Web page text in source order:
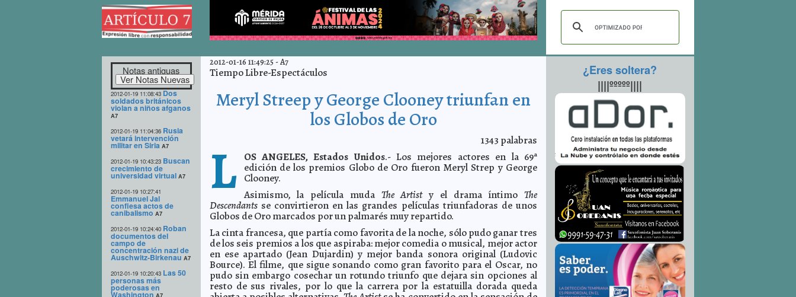
Notas antiguas
2012-01-19 11:08:43 Dos
soldados británicos
violan a niños afganos
A7
2012-01-19 11:04:36 Rusia
vetará intervención
militar en Siria A7
2012-01-19 10:43:23 Buscan
crecimiento de
universidad virtual A7
2012-01-19 10:27:41
Emmanuel Jal
confiesa actos de
canibalismo A7
2012-01-19 10:24:40 Roban
documentos del
campo de
concentración nazi de
Auschwitz-Birkenau A7
2012-01-19 10:20:43 Las 50
personas más
poderosas en
Washington
2012-01-16 11:49:25-A7
Tiempo Libre-Espectáculos
Meryl Streep y George Clooney triunfan en
los Globos de Oro
1343 palabras
L OS ANGELES, Estados Unidos.- Los mejores actores en la 69ª
edición de los premios Globo de Oro fueron Meryl Strep y George
Clooney.
Asimismo, la película muda The Artisty el drama íntimo The
Descendants se convirtieron en las grandes películas triunfadoras de unos
Globos de Oro marcados por un palmarés muy repartido.
La cinta francesa, que partía como favorita de la noche, sólo pudo ganar tres
de los seis premios a los que aspiraba: mejor comedia o musical, mejor actor
en ese apartado (Jean Dujardin) y mejor banda sonora original (Ludovic
Bource). El filme, que sigue sonando como gran favorito para el Oscar, no
pudo sin embargo cosechar un rotundo triunfo que dejara sin opciones al
resto de sus rivales, por lo que la carrera por la estatuilla dorada queda
¿Eres soltera?
||||ººººº||||